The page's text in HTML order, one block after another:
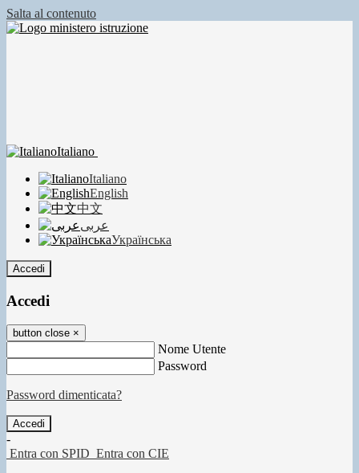
Salta al contenuto
Italiano
Italiano
English
中文
عربى
Українська
Accedi
Accedi
button close ×
Nome Utente
Password
Password dimenticata?
-
Entra con SPID Entra con CIE